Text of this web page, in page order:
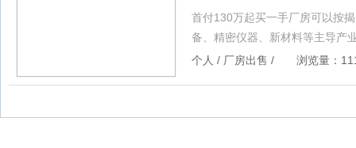
首付130万起买一手厂房可以按
备、精密仪器、新材料等主导产
个人 / 厂房出售 / 浏览量：